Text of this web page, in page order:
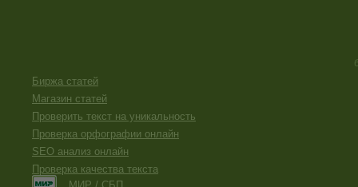
Биржа статей
Магазин статей
Проверить текст на уникальность
Проверка орфографии онлайн
SEO анализ онлайн
Проверка качества текста